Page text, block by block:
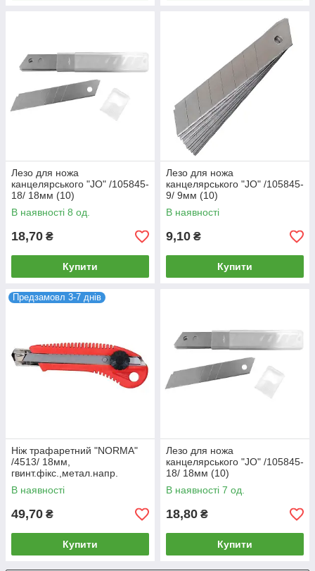
Лезо для ножа
канцелярського "JO" /105845-
18/ 18мм (10)
В наявності 8 од.
18,70 ₴
Купити
Лезо для ножа
канцелярського "JO" /105845-
9/ 9мм (10)
В наявності
9,10 ₴
Купити
Предзамовл 3-7 днів
Ніж трафаретний "NORMA"
/4513/ 18мм,
гвинт.фікс.,метал.напр.
(1/12/288)
В наявності
49,70 ₴
Купити
Лезо для ножа
канцелярського "JO" /105845-
18/ 18мм (10)
В наявності 7 од.
18,80 ₴
Купити